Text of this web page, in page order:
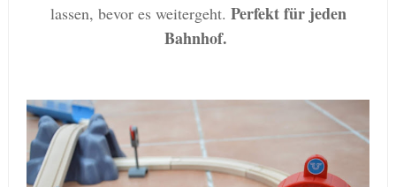
lassen, bevor es weitergeht. Perfekt für jeden
Bahnhof.